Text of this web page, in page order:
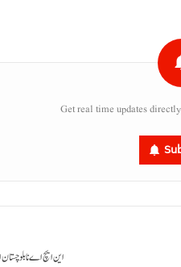
Get real time updates
این ایچ اے نا